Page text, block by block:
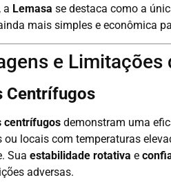
a Lemasa se destaca como a
mais simples e econômica
e Limitações
Centrífugos
centrífugosdemonstram uma
ou locais com temperaturas
Sua estabilidade rotativa e
adversas.